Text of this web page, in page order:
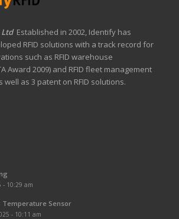
Ltd Established in 2002, Identify has
RFID solutions with a track record for
such as RFID warehouse
Award 2009) and RFID fleet management
well as 3 patent on RFID solutions.
- 10:29 am
Temperature Sensor
- 10:11 am